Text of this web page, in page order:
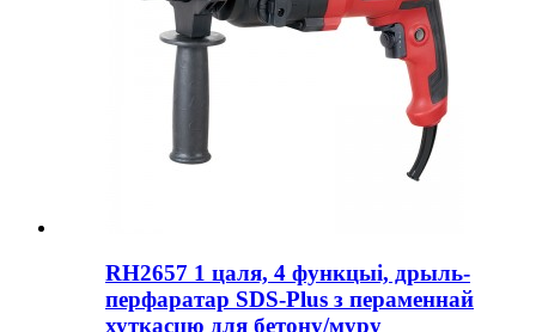
RH2657 1 цаля, 4 функцыі, дрыль-
перфаратар SDS-Plus з пераменнай
хуткасцю для бетону/муру